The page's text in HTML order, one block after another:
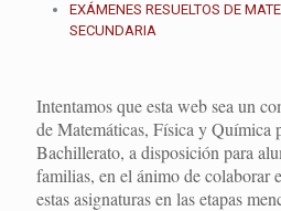
EXÁMENES RESUELTOS DE
SECUNDARIA
Intentamos que esta web sea un
de Matemáticas, Física y Química
Bachillerato, a disposición para
familias, en el ánimo de colaborar
estas asignaturas en las etapas